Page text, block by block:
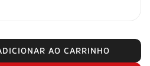
AO CARRINHO